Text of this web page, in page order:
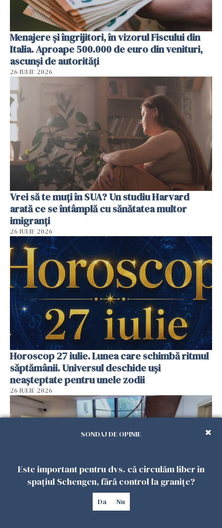
Menajere și îngrijitori, în vizorul Fiscului din
Italia. Aproape 500.000 de euro din venituri,
ascunși de autorități
26 IULIE 2026
Vrei să te muți în SUA? Un studiu Harvard
arată ce se întâmplă cu sănătatea multor
imigranți
26 IULIE 2026
Horoscop 27 iulie. Lunea care schimbă ritmul
săptămânii. Universul deschide uși
neașteptate pentru unele zodii
26 IULIE 2026
Accidente, spitalizare sau alte urgențe?
SONDAJ DE OPINIE
Este important pentru dvs. că circulăm liber în
spațiul Schengen, fără control la granițe?
Da Nu